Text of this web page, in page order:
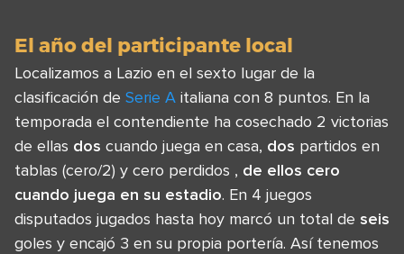
El año del participante local
Localizamos a Lazio en el sexto lugar de la
clasificación de Serie A italiana con 8 puntos. En la
temporada el contendiente ha cosechado 2 victorias
de ellas dos cuando juega en casa, dos partidos en
tablas (cero/2) y cero perdidos , de ellos cero
cuando juega en su estadio. En 4 juegos
disputados jugados hasta hoy marcó un total de seis
goles y encajó 3 en su propia portería. Así tenemos